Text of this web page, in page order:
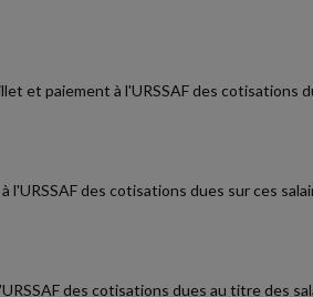
et paiement à l'URSSAF des cotisations
l'URSSAF des cotisations dues sur ces
des cotisations dues au titre des